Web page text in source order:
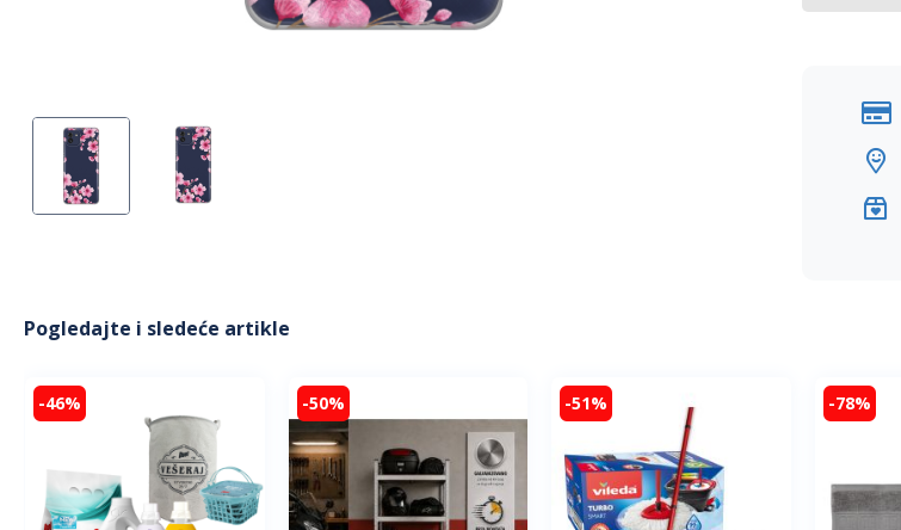
Pogledajte i sledeće artikle
-46% -50% -51% -78%